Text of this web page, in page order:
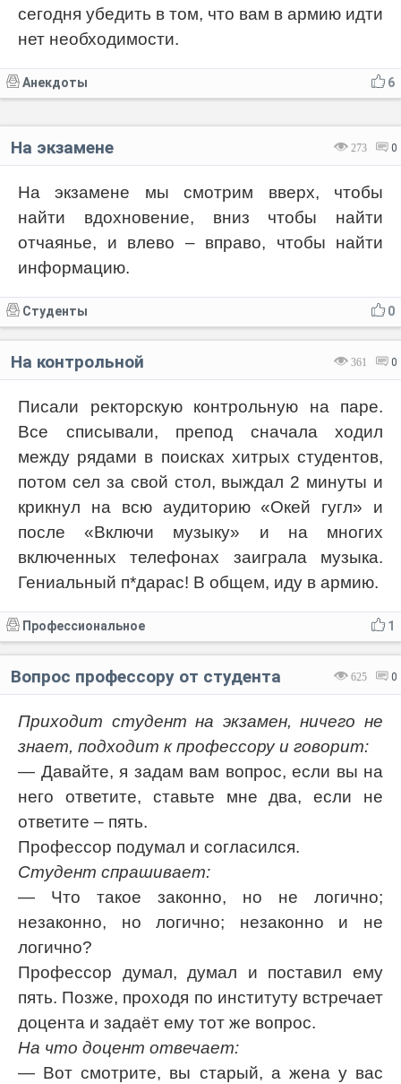
сегодня убедить в том, что вам в армию идти
нет необходимости.
6
Анекдоты
273 0
На экзамене
На экзамене мы смотрим вверх, чтобы
найти вдохновение, вниз чтобы найти
отчаянье, и влево – вправо, чтобы найти
информацию.
0
Студенты
361 0
На контрольной
Писали ректорскую контрольную на паре.
Все списывали, препод сначала ходил
между рядами в поисках хитрых студентов,
потом сел за свой стол, выждал 2 минуты и
крикнул на всю аудиторию «Окей гугл» и
после «Включи музыку» и на многих
включенных телефонах заиграла музыка.
Гениальный п*дарас! В общем, иду в армию.
1
Профессиональное
625 0
Вопрос профессору от студента
Приходит студент на экзамен, ничего не
знает, подходит к профессору и говорит:
— Давайте, я задам вам вопрос, если вы на
него ответите, ставьте мне два, если не
ответите – пять.
Профессор подумал и согласился.
Студент спрашивает:
— Что такое законно, но не логично;
незаконно, но логично; незаконно и не
логично?
Профессор думал, думал и поставил ему
пять. Позже, проходя по институту встречает
доцента и задаёт ему тот же вопрос.
На что доцент отвечает:
— Вот смотрите, вы старый, а жена у вас